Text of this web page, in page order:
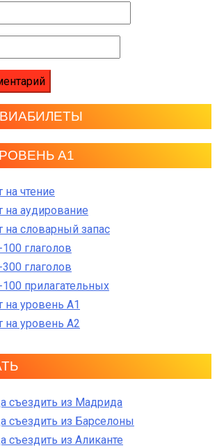
А1
на чтение
на аудирование
на словарный запас
глаголов
глаголов
прилагательных
на уровень A1
на уровень A2
съездить из Мадрида
съездить из Барселоны
съездить из Аликанте